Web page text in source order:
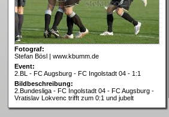
Fotograf:
Stefan Bösl | www.kbumm.de
Event:
2.BL - FC Augsburg - FC Ingolstadt 04 - 1:1
Bildbeschreibung:
2.Bundesliga - FC Ingolstadt 04 - FC Augsburg -
Vratislav Lokvenc trifft zum 0:1 und jubelt